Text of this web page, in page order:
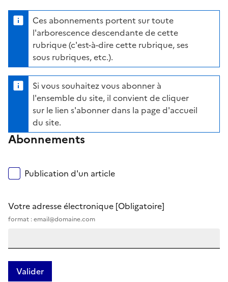
Ces abonnements portent sur toute
l'arborescence descendante de cette
rubrique (c'est-à-dire cette rubrique, ses
sous rubriques, etc.).
Si vous souhaitez vous abonner à
l'ensemble du site, il convient de cliquer
sur le lien s'abonner dans la page d'accueil
du site.
Abonnements
Publication d'un article
Votre adresse électronique [Obligatoire]
format : email@domaine.com